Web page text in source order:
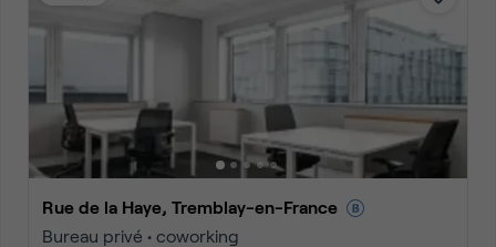
Rue de la Haye, Tremblay-en-France
Bureau privé • coworking